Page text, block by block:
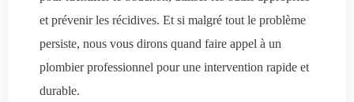
et prévenir les récidives. Et si malgré tout le problème
persiste, nous vous dirons quand faire appel à un
plombier professionnel pour une intervention rapide et
durable.